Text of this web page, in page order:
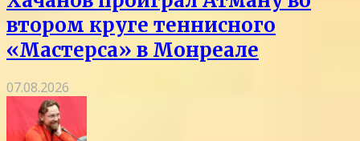
втором круге теннисного
«Мастерса» в Монреале
07.08.2026